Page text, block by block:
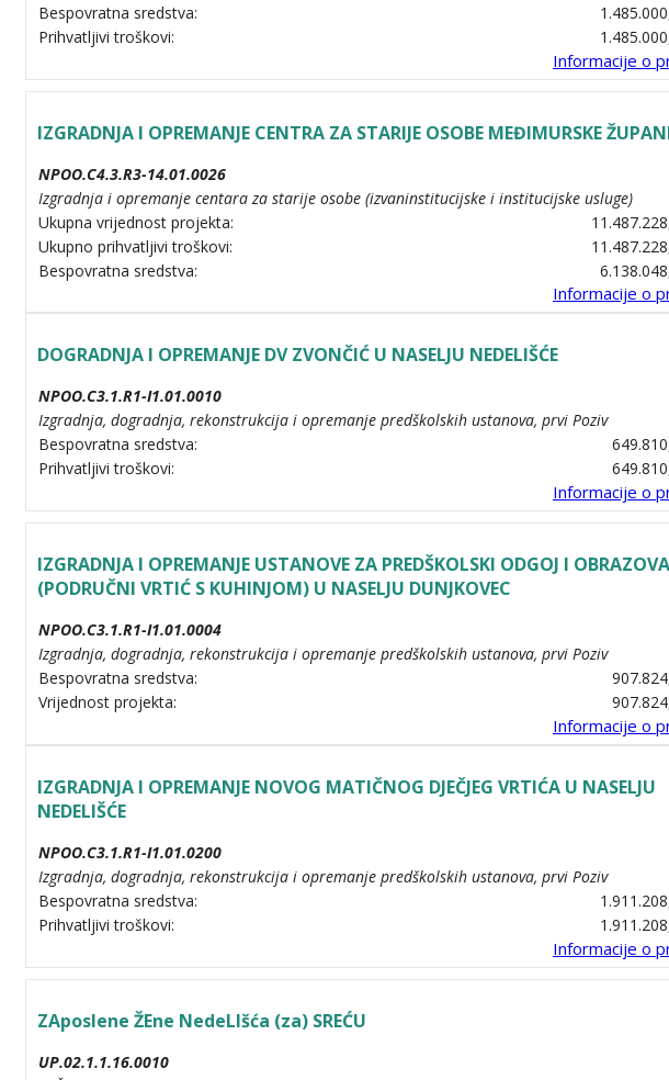
Bespovratna sredstva:
Prihvatljivi troškovi:
Informacije o
IZGRADNJA I OPREMANJE CENTRA ZA STARIJE OSOBE MEĐIMURSKE
NPOO.C4.3.R3-14.01.0026
Izgradnja i opremanje centara za starije osobe (izvaninstitucijske i institucijske usluge)
Ukupna vrijednost projekta:
Ukupno prihvatljivi troškovi:
Bespovratna sredstva:
Informacije o
DOGRADNJA I OPREMANJE DV ZVONČIĆ U NASELJU NEDELIŠĆE
NPOO.C3.1.R1-I1.01.0010
Izgradnja, dogradnja, rekonstrukcija i opremanje predškolskih ustanova, prvi Poziv
Bespovratna sredstva:
Prihvatljivi troškovi:
Informacije o
IZGRADNJA I OPREMANJE USTANOVE ZA PREDŠKOLSKI ODGOJ I
(PODRUČNI VRTIĆ S KUHINJOM) U NASELJU DUNJKOVEC
NPOO.C3.1.R1-I1.01.0004
Izgradnja, dogradnja, rekonstrukcija i opremanje predškolskih ustanova, prvi Poziv
Bespovratna sredstva:
Vrijednost projekta:
Informacije o
IZGRADNJA I OPREMANJE NOVOG MATIČNOG DJEČJEG VRTIĆA U NASELJU
NEDELIŠĆE
NPOO.C3.1.R1-I1.01.0200
Izgradnja, dogradnja, rekonstrukcija i opremanje predškolskih ustanova, prvi Poziv
Bespovratna sredstva:
Prihvatljivi troškovi:
Informacije o
ZAposlene ŽEne NedeLIšća (za) SREĆU
UP.02.1.1.16.0010